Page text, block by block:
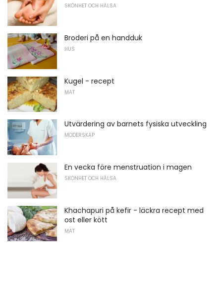
SKÖNHET OCH HÄLSA
Broderi på en handduk
HUS
Kugel - recept
MAT
Utvärdering av barnets fysiska utveckling
MODERSKAP
En vecka före menstruation i magen
SKÖNHET OCH HÄLSA
Khachapuri på kefir - läckra recept med
ost eller kött
MAT